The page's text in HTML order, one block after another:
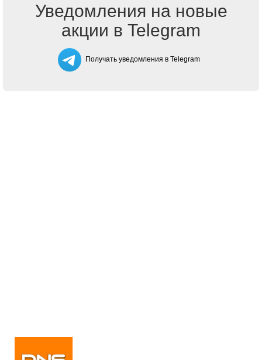
Уведомления на новые
акции в Telegram
Получать уведомления в Telegram